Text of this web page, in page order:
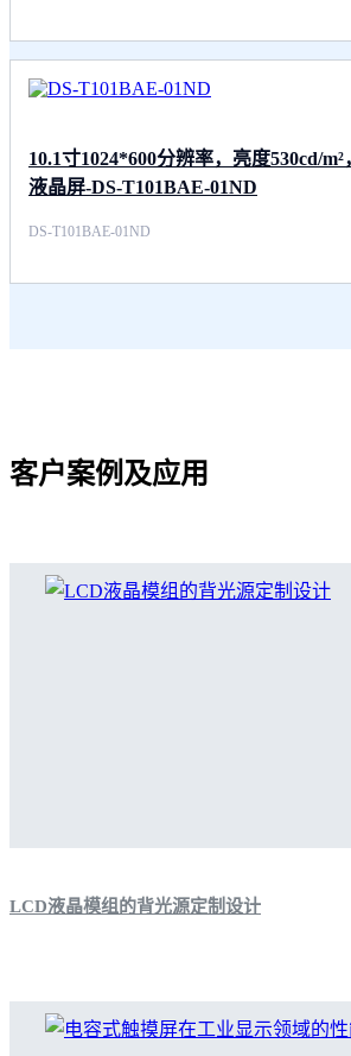
10.1寸1024*600分辨率，亮度530cd/
液晶屏-DS-T101BAE-01ND
DS-T101BAE-01ND
客户案例及应用
LCD液晶模组的背光源定制设计